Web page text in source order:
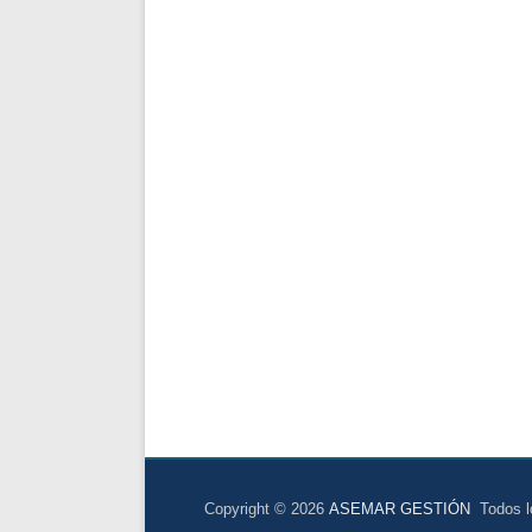
Copyright © 2026 ASEMAR GESTIÓN Todos